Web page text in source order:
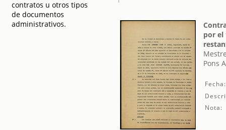
contratos u otros tipos
de documentos
administrativos.
por el
Pons
Fecha:
Nota: